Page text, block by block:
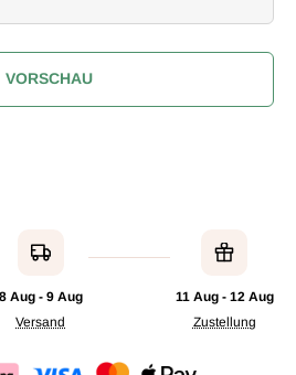
VORSCHAU
8 Aug - 9 Aug
Versand
11 Aug - 12 Aug
Zustellung